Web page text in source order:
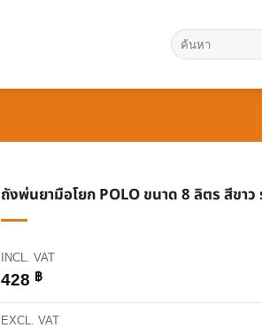
ค้นหา:
ถังพ่นยามือโยก POLO ขนาด 8 ลิตร สีขาว
INCL. VAT
428 ฿
EXCL. VAT